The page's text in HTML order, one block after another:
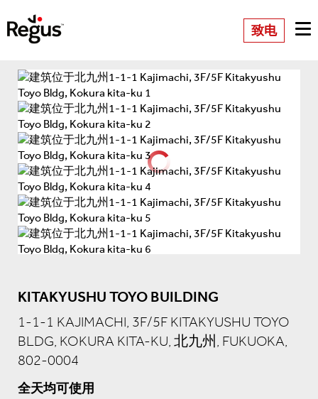
致电
KITAKYUSHU TOYO BUILDING
1-1-1 KAJIMACHI, 3F/5F KITAKYUSHU TOYO
BLDG, KOKURA KITA-KU, 北九州, FUKUOKA,
802-0004
全天均可使用